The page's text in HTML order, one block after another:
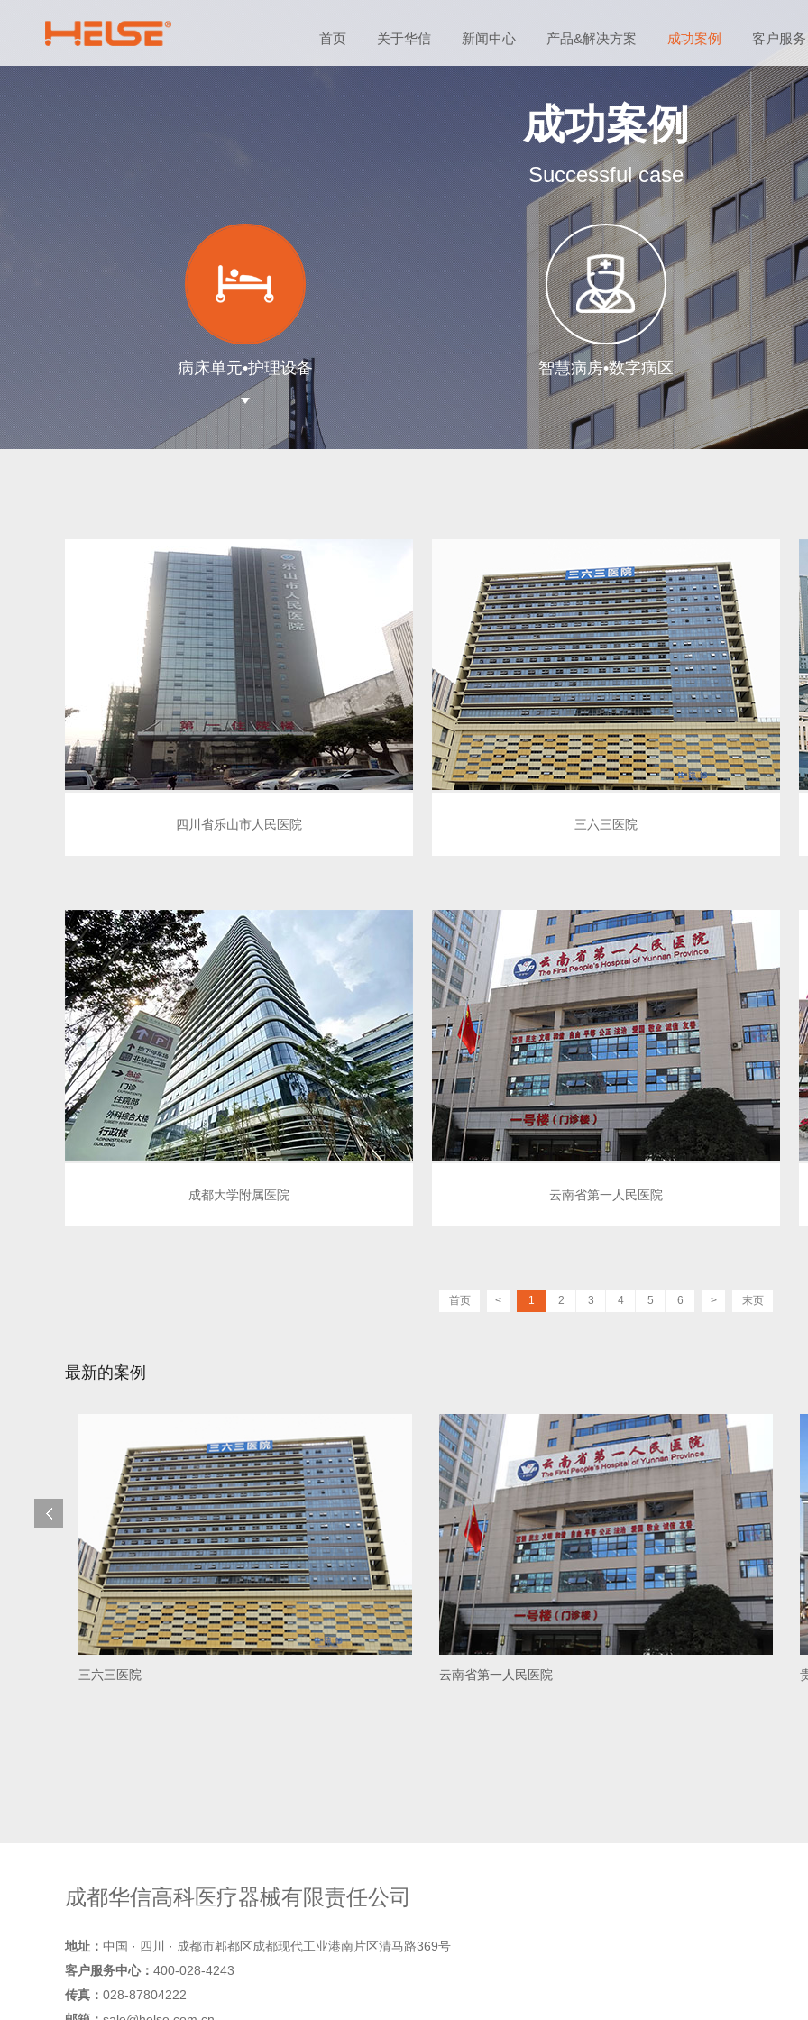
首页 关于华信 新闻中心 产品&解决方案 成功案例 客户服务
成功案例
Successful case
病床单元•护理设备 智慧病房•数字病区
四川省乐山市人民医院 三六三医院
成都大学附属医院 云南省第一人民医院
首页 < 1 2 3 4 5 6 > 末页
最新的案例
三六三医院 云南省第一人民医院
成都华信高科医疗器械有限责任公司
地址： 中国 · 四川 · 成都市郫都区成都现代工业港南片区清马路369号
客户服务中心： 400-028-4243
传真： 028-87804222